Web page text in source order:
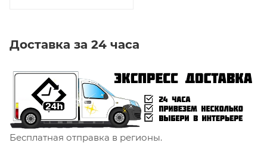
Доставка за 24 часа
Бесплатная отправка в регионы.